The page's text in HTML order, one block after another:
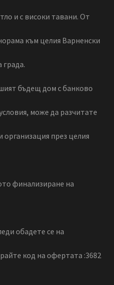
и с високи тавани. От
към целия Варненски
града.
бъдещ дом с банково
може да разчитате
организация през целия
финализиране на
обадете се на
код на офертата :3682